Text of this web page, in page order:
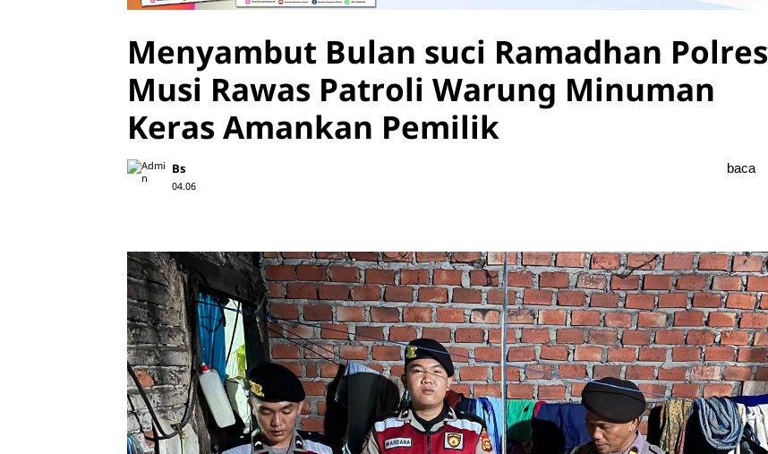
Menyambut Bulan suci Ramadhan Polres
Musi Rawas Patroli Warung Minuman
Keras Amankan Pemilik
Bs
04.06
baca